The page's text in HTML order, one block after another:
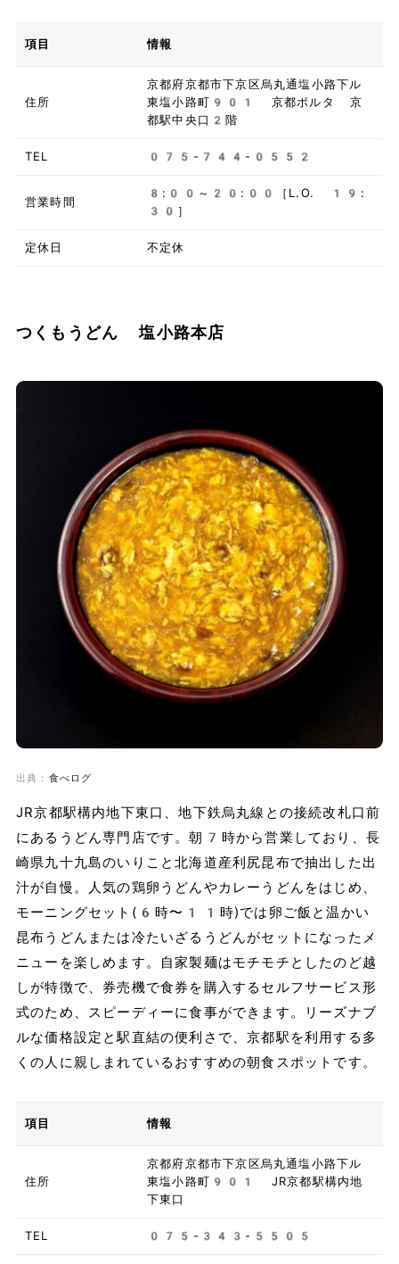
項目 情報
住所
京都府京都市下京区烏丸通塩小路下ル
東塩小路町901 京都ポルタ 京
都駅中央口2階
TEL 075-744-0552
営業時間
8:00～20:00［L.O. 19:
30］
定休日 不定休
つくもうどん 塩小路本店
出典： 食べログ
JR京都駅構内地下東口、地下鉄烏丸線との接続改札口前
にあるうどん専門店です。朝7時から営業しており、長
崎県九十九島のいりこと北海道産利尻昆布で抽出した出
汁が自慢。人気の鶏卵うどんやカレーうどんをはじめ、
モーニングセット(6時〜11時)では卵ご飯と温かい
昆布うどんまたは冷たいざるうどんがセットになったメ
ニューを楽しめます。自家製麺はモチモチとしたのど越
しが特徴で、券売機で食券を購入するセルフサービス形
式のため、スピーディーに食事ができます。リーズナブ
ルな価格設定と駅直結の便利さで、京都駅を利用する多
くの人に親しまれているおすすめの朝食スポットです。
項目 情報
住所
京都府京都市下京区烏丸通塩小路下ル
東塩小路町901 JR京都駅構内地
下東口
TEL 075-343-5505